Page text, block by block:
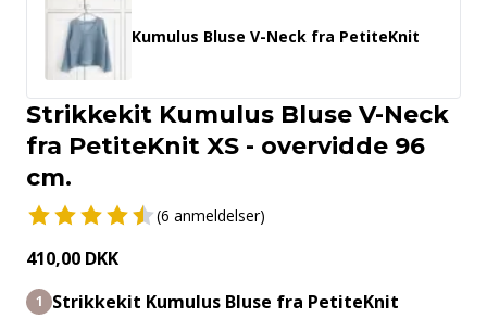
Kumulus Bluse V-Neck fra PetiteKnit
Strikkekit Kumulus Bluse V-Neck
fra PetiteKnit XS - overvidde 96
cm.
(6 anmeldelser)
410,00 DKK
1 Strikkekit Kumulus Bluse fra PetiteKnit